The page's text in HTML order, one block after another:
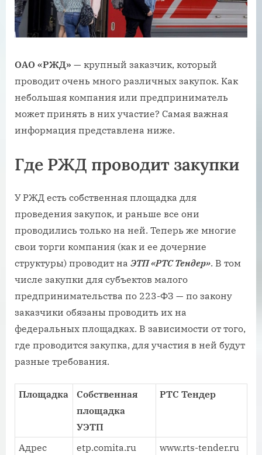
ОАО «РЖД» — крупный заказчик, который
проводит очень много различных закупок. Как
небольшая компания или предприниматель
может принять в них участие? Самая важная
информация представлена ниже.
Где РЖД проводит закупки
У РЖД есть собственная площадка для
проведения закупок, и раньше все они
проводились только на ней. Теперь же многие
свои торги компания (как и ее дочерние
структуры) проводит на ЭТП «РТС Тендер». В том
числе закупки для субъектов малого
предпринимательства по 223-ФЗ — по закону
заказчики обязаны проводить их на
федеральных площадках. В зависимости от того,
где проводится закупка, для участия в ней будут
разные требования.
Площадка
Собственная
площадка
УЭТП
РТС Тендер
Адрес etp.comita.ru
www.rts-tender.ru